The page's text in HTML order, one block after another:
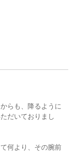
らも、降るように
だいておりまし
何より、その腕前